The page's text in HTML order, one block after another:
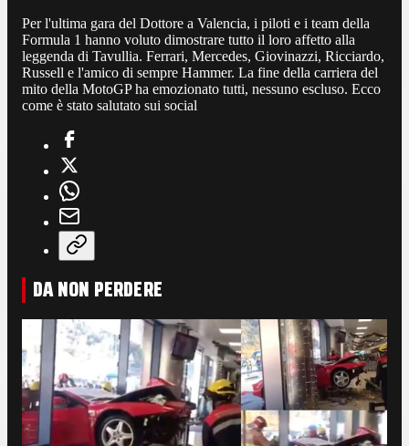
Per l'ultima gara del Dottore a Valencia, i piloti e i team della
Formula 1 hanno voluto dimostrare tutto il loro affetto alla
leggenda di Tavullia. Ferrari, Mercedes, Giovinazzi, Ricciardo,
Russell e l'amico di sempre Hammer. La fine della carriera del
mito della MotoGP ha emozionato tutti, nessuno escluso. Ecco
come è stato salutato sui social
DA NON PERDERE